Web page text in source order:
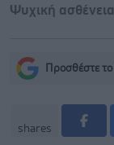
Ψυχική ασθένεια
Προσθέστε
shares